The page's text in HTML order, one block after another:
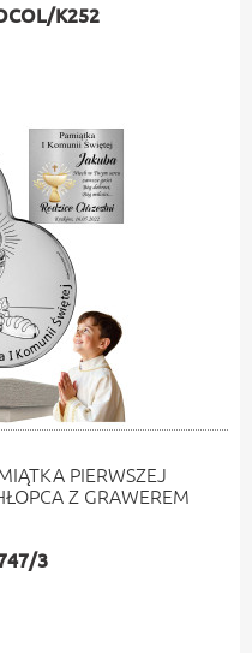
K252
PIERWSZEJ
Z GRAWEREM
3